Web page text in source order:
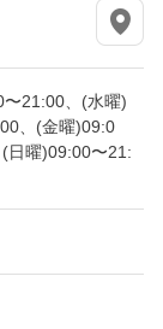
21:00、(水曜)
、(金曜)09:0
日曜)09:00〜21: